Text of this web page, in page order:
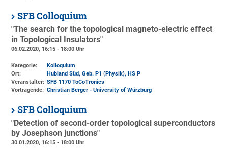
SFB Colloquium
"The search for the topological magneto-electric effect
in Topological Insulators"
06.02.2020, 16:15 - 18:00 Uhr
Kategorie:
Kolloquium
Ort:
Hubland Süd, Geb. P1 (Physik), HS P
Veranstalter: SFB 1170 ToCoTronics
Vortragende: Christian Berger - University of Würzburg
SFB Colloquium
"Detection of second-order topological superconductors
by Josephson junctions"
30.01.2020, 16:15 - 18:00 Uhr